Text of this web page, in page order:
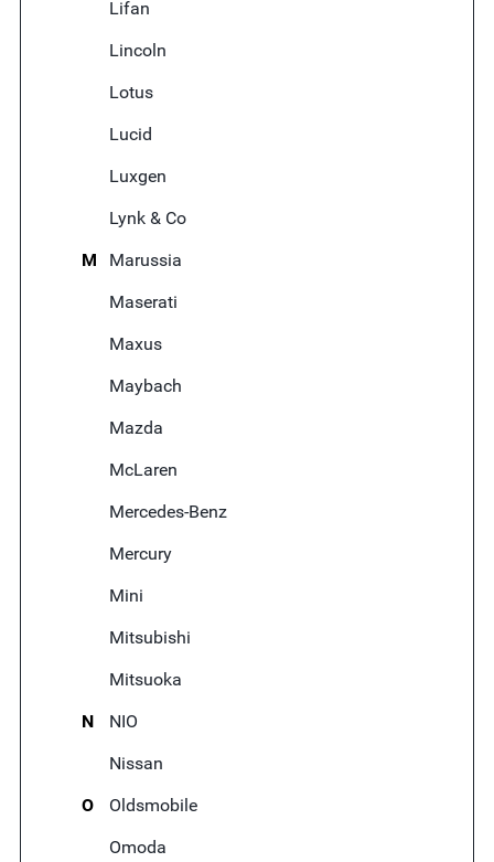
Lifan
Lincoln
Lotus
Lucid
Luxgen
Lynk & Co
M
Marussia
Maserati
Maxus
Maybach
Mazda
McLaren
Mercedes-Benz
Mercury
Mini
Mitsubishi
Mitsuoka
N
NIO
Nissan
O
Oldsmobile
Omoda